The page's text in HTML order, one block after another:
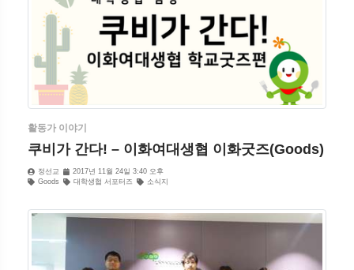
활동가 이야기
쿠비가 간다! – 이화여대생협 이화굿즈(Goods)
정선교
2017년 11월 24일 3:40 오후
Goods
대학생협 서포터즈 소식지